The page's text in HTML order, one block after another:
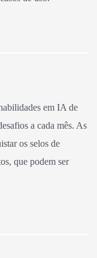
em IA de
a cada mês. As
os selos de
que podem ser